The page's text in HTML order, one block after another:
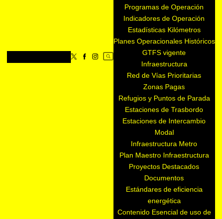
Programas de Operación
Indicadores de Operación
Estadísticas Kilómetros
Planes Operacionales Históricos
GTFS vigente
Infraestructura
Red de Vías Prioritarias
Zonas Pagas
Refugios y Puntos de Parada
Estaciones de Trasbordo
Estaciones de Intercambio
Modal
Infraestructura Metro
Plan Maestro Infraestructura
Proyectos Destacados
Documentos
Estándares de eficiencia
energética
Contenido Esencial de uso de